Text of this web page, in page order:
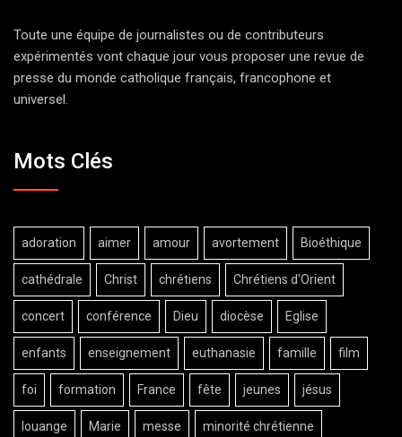
Toute une équipe de journalistes ou de contributeurs
expérimentés vont chaque jour vous proposer une revue de
presse du monde catholique français, francophone et
universel.
Mots Clés
adoration aimer amour avortement Bioéthique
cathédrale Christ chrétiens Chrétiens d'Orient
concert conférence Dieu diocèse Eglise
enfants enseignement euthanasie famille film
foi formation France fête jeunes jésus
louange Marie messe minorité chrétienne